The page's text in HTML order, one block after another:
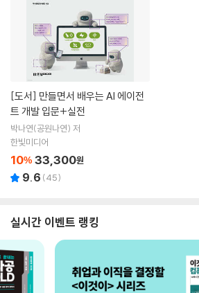
[도서]
트 개발 입문+실전
박나연(공원나연) 저
한빛미디어
10% 33,300원
9.6 (45)
실시간 이벤트 랭킹